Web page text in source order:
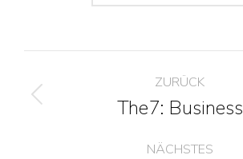
Project
navigationZURÜCK
Previous
The7: Business
NÄCHSTES